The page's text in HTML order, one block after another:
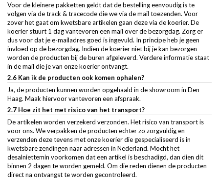
Voor de kleinere pakketten geldt dat de bestelling eenvoudig is te
volgen via de track & tracecode die we via de mail toezenden. Voor
zover het gaat om kwetsbare artikelen gaan deze via de koerier. De
koerier stuurt 1 dag vantevoren een mail over de bezorgdag. Zorg er
dus voor dat je e-mailadres goed is ingevuld. In principe heb je geen
invloed op de bezorgdag. Indien de koerier niet bij je kan bezorgen
worden de producten bij de buren afgeleverd. Verdere informatie staat
in de mail die je van onze koerier ontvangt.
2.6 Kan ik de producten ook komen ophalen?
Ja, de producten kunnen worden opgehaald in de showroom in Den
Haag. Maak hiervoor vantevoren een afspraak.
2.7 Hoe zit het met risico van het transport?
De artikelen worden verzekerd verzonden. Het risico van transport is
voor ons. We verpakken de producten echter zo zorgvuldig en
verzenden deze tevens met onze koerier die gespecialiseerd is in
kwetsbare zendingen naar adressen in Nederland. Mocht het
desalniettemin voorkomen dat een artikel is beschadigd, dan dien dit
binnen 2 dagen te worden gemeld. Om die reden dienen de producten
direct na ontvangst te worden gecontroleerd.